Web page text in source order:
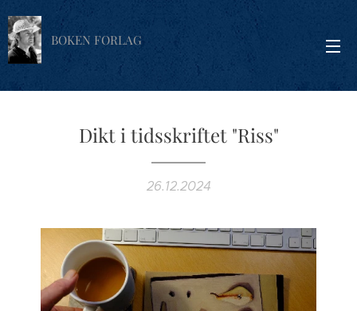
BOKEN FORLAG
Dikt i tidsskriftet "Riss"
26.12.2024